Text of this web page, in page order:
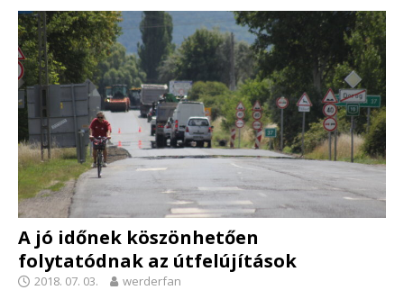
A jó időnek köszönhetően
folytatódnak az útfelújítások
2018. 07. 03. werderfan